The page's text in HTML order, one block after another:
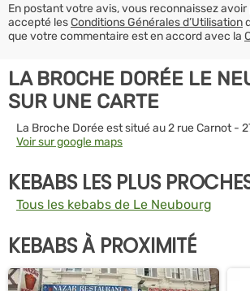
En postant votre avis, vous reconnaissez
accepté lesConditions Générales d’Utilisation
que votre commentaire est en accord avec la
LA BROCHE DORÉE LE
SUR UNE CARTE
La Broche Dorée est situé au 2 rue Carnot -
Voir sur google maps
KEBABS LES PLUS
Tous les kebabs de Le Neubourg
KEBABS À PROXIMITÉ